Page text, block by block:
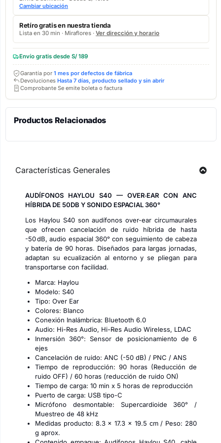
Cambiar ubicación
Retíro gratis en nuestra tienda
Lista en 30 min · Miraflores · Ver dirección y horario
Envío gratis desde S/ 189
Garantía por 1 mes por defectos de fábrica
Devoluciones Hasta 7 días, producto sellado y sin abrir
Comprobante Se emite boleta o factura
Productos Relacionados
Características Generales
AUDÍFONOS HAYLOU S40 — OVER‑EAR CON ANC
HÍBRIDA DE 50DB Y SONIDO ESPACIAL 360°
Los Haylou S40 son audífonos over-ear circumaurales
que ofrecen cancelación de ruido híbrida de hasta
-50 dB, audio espacial 360° con seguimiento de cabeza
y batería de 90 horas. Diseñados para largas jornadas,
adaptan su ecualización al entorno y se pliegan para
transportarse con facilidad.
Marca: Haylou
Modelo: S40
Tipo: Over Ear
Colores: Blanco
Conexión Inalámbrica: Bluetooth 6.0
Audio: Hi-Res Audio, Hi-Res Audio Wireless, LDAC
Inmersión 360°: Sensor de posicionamiento de 6
ejes
Cancelación de ruido: ANC (-50 dB) / PNC / ANS
Tiempo de reproducción: 90 horas (Reducción de
ruido OFF) / 60 horas (reducción de ruido ON)
Tiempo de carga: 10 min x 5 horas de reproducción
Puerto de carga: USB tipo-C
Micrófono desmontable: Supercardioide 360° /
Muestreo de 48 kHz
Medidas producto: 8.3 x 17.3 x 19.5 cm / Peso: 280
g aprox.